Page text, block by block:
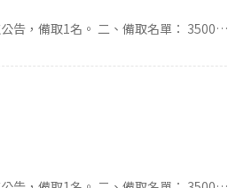
告，備取1名。 二、備取名單： 3500…